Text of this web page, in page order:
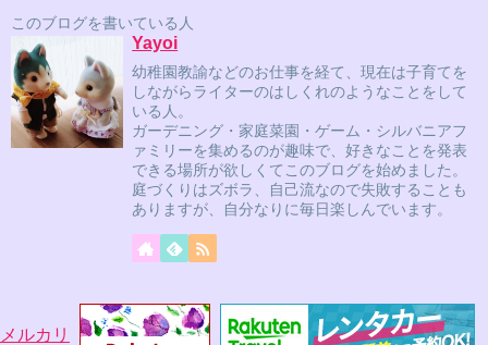
このブログを書いている人
Yayoi
幼稚園教諭などのお仕事を経て、現在は子育てを
しながらライターのはしくれのようなことをして
いる人。
ガーデニング・家庭菜園・ゲーム・シルバニアフ
ァミリーを集めるのが趣味で、好きなことを発表
できる場所が欲しくてこのブログを始めました。
庭づくりはズボラ、自己流なので失敗することも
ありますが、自分なりに毎日楽しんでいます。
メルカリ